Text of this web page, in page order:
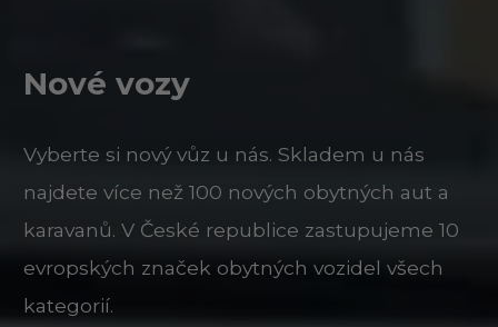
Nové vozy
Vyberte si nový vůz u nás. Skladem u nás
najdete více než 100 nových obytných aut a
karavanů. V České republice zastupujeme 10
evropských značek obytných vozidel všech
kategorií.